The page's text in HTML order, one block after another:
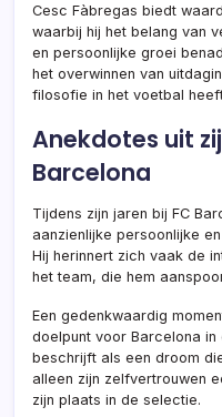
Cesc Fàbregas biedt
waarbij hij het belang van
en persoonlijke groei
het overwinnen van
filosofie in het voetbal
Anekdotes uit
Barcelona
Tijdens zijn jaren bij FC
aanzienlijke persoonlijke
Hij herinnert zich vaak de
het team, die hem
Een gedenkwaardig
doelpunt voor Barcelona
beschrijft als een droom
alleen zijn zelfvertrouwen
zijn plaats in de selectie.